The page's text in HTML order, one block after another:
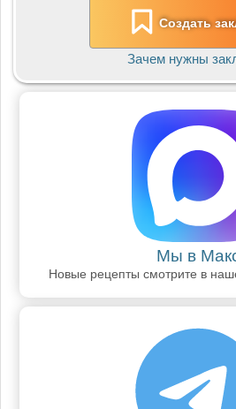
Создать
Зачем нужны
Мы в
Новые рецепты смотрите в